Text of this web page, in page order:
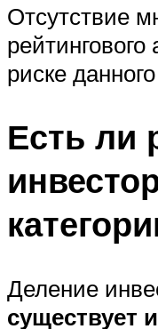
Отсутствие
рейтингового
риске
Есть ли
Деление
существует